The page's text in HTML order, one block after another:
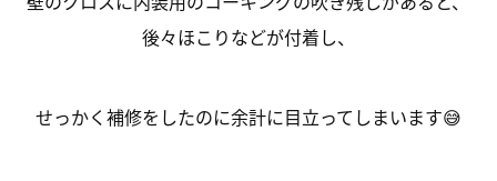
後々ほこりなどが付着し、
せっかく補修をしたのに余計に目立ってしまいます😅